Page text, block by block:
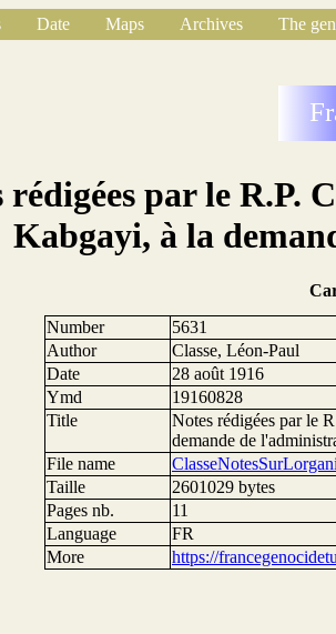
Date Maps Archives
The
rédigées par le R.P.
Kabgayi, à la
Number
5631
Author
Classe, Léon-Paul
Date
28 août 1916
Ymd
19160828
Title
Notes rédigées par le
demande de
File name
Taille
2601029 bytes
Pages nb.
11
Language
FR
More
https://